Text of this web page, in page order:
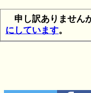
申し訳ありません
にしています。